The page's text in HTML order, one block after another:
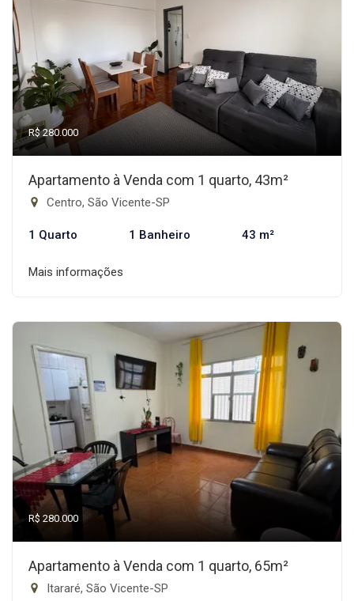
R$ 280.000
Apartamento à Venda com 1 quarto, 43m²
Centro, São Vicente-SP
1 Quarto 1 Banheiro 43 m²
Mais informações
R$ 280.000
Apartamento à Venda com 1 quarto, 65m²
Itararé, São Vicente-SP